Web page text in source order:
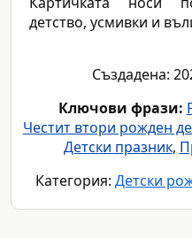
детство, усмивки и
Създадена:
Ключови фрази:
Честит втори рожден
Детски празник,
Категория: Детски